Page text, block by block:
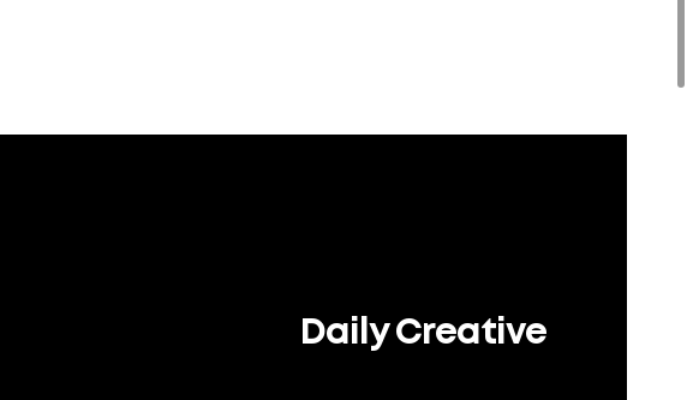
Daily Creative